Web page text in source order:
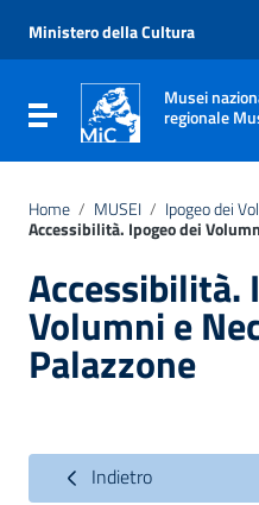
Vai al menu di navigazione
Vai al footer
Ministero della Cultura
Attiva / disattiva la
Musei
regionale
Home / MUSEI / Ipogeo dei
Accessibilità. Ipogeo dei
Accessibilità.
Volumni e
Palazzone
Indietro